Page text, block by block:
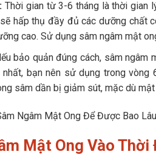
Thời gian từ 3-6 tháng là thời gian
hấp thụ đầy đủ các dưỡng chất
cao. Sử dụng sâm ngâm mật
bảo quản đúng cách, sâm
bạn nên sử dụng trong vòng
sâm dần bị giảm sút, mặc dù
Mật Ong Vào Thời